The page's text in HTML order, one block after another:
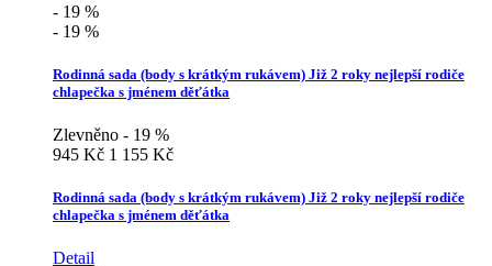
- 19 %
- 19 %
Rodinná sada (body s krátkým rukávem) Již 2 roky nejlepší rodiče
chlapečka s jménem děťátka
Zlevněno - 19 %
945 Kč 1 155 Kč
Rodinná sada (body s krátkým rukávem) Již 2 roky nejlepší rodiče
chlapečka s jménem děťátka
Detail